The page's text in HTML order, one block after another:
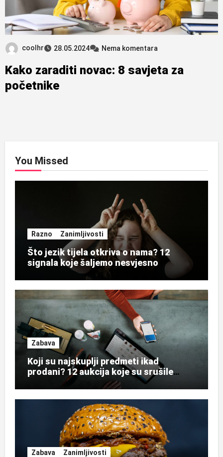
coolhr 28.05.2024 Nema komentara
Kako zaraditi novac: 8 savjeta za
početnike
You Missed
Razno Zanimljivosti
Što jezik tijela otkriva o nama? 12
signala koje šaljemo nesvjesno
Zabava
Koji su najskuplji predmeti ikad
prodani? 12 aukcija koje su srušile
Zabava Zanimljivosti